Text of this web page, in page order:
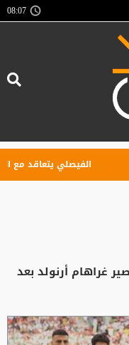
08:07
الفيصلي يتعاقد مع
غراهام أرنولد بعد